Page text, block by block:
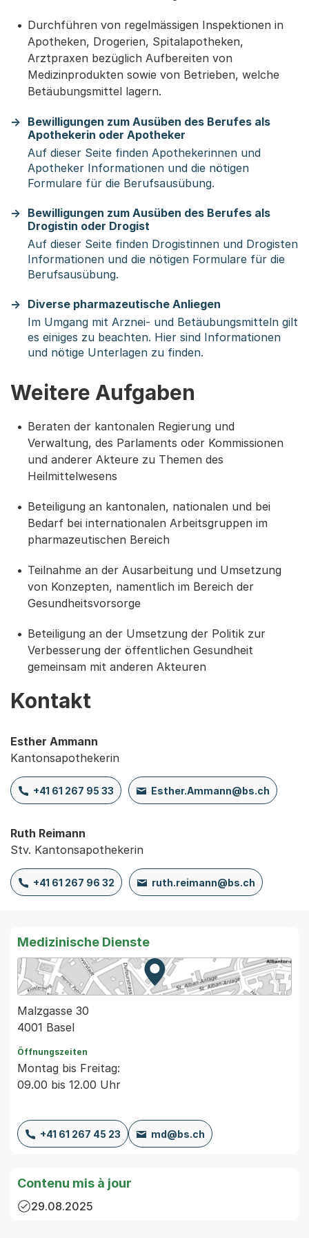
Durchführen von regelmässigen Inspektionen in
Apotheken, Drogerien, Spitalapotheken,
Arztpraxen bezüglich Aufbereiten von
Medizinprodukten sowie von Betrieben, welche
Betäubungsmittel lagern.
Bewilligungen zum Ausüben des Berufes als
Apothekerin oder Apotheker
Auf dieser Seite finden Apothekerinnen und
Apotheker Informationen und die nötigen
Formulare für die Berufsausübung.
Bewilligungen zum Ausüben des Berufes als
Drogistin oder Drogist
Auf dieser Seite finden Drogistinnen und Drogisten
Informationen und die nötigen Formulare für die
Berufsausübung.
Diverse pharmazeutische Anliegen
Im Umgang mit Arznei- und Betäubungsmitteln gilt
es einiges zu beachten. Hier sind Informationen
und nötige Unterlagen zu finden.
Weitere Aufgaben
Beraten der kantonalen Regierung und
Verwaltung, des Parlaments oder Kommissionen
und anderer Akteure zu Themen des
Heilmittelwesens
Beteiligung an kantonalen, nationalen und bei
Bedarf bei internationalen Arbeitsgruppen im
pharmazeutischen Bereich
Teilnahme an der Ausarbeitung und Umsetzung
von Konzepten, namentlich im Bereich der
Gesundheitsvorsorge
Beteiligung an der Umsetzung der Politik zur
Verbesserung der öffentlichen Gesundheit
gemeinsam mit anderen Akteuren
Kontakt
Esther Ammann
Kantonsapothekerin
+41 61 267 95 33 Esther.Ammann@bs.ch
Ruth Reimann
Stv. Kantonsapothekerin
+41 61 267 96 32 ruth.reimann@bs.ch
Medizinische Dienste
Zur Karte von MapBS.
Externer Link, wird in einem
Malzgasse 30
4001 Basel
Öffnungszeiten
Montag bis Freitag:
09.00 bis 12.00 Uhr
+41 61 267 45 23 md@bs.ch
Contenu mis à jour
29.08.2025